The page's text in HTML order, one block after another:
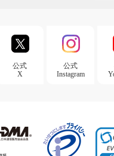
公式
X
公式
Instagram